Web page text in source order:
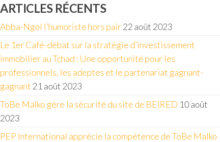
ARTICLES RÉCENTS
Abba-Ngol l’humoriste hors pair22 août 2023
Le 1er Café-débat sur la stratégie d’investissement
immobilier au Tchad : Une opportunité pour les
professionnels, les adeptes et le partenariat gagnant-
gagnant 21 août 2023
ToBe Malko gère la sécurité du site de BEIRED 10 août
2023
PEP International apprécie la compétence de ToBe Malko